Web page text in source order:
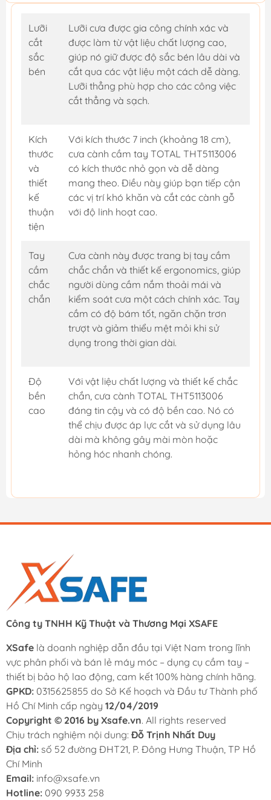
Lưỡi
cắt
sắc
bén
Lưỡi cưa được gia công chính xác và
được làm từ vật liệu chất lượng cao,
giúp nó giữ được độ sắc bén lâu dài và
cắt qua các vật liệu một cách dễ dàng.
Lưỡi thẳng phù hợp cho các công việc
cắt thẳng và sạch.
Kích
thước
và
thiết
kế
thuận
tiện
Với kích thước 7 inch (khoảng 18 cm),
cưa cành cầm tay TOTAL THT5113006
có kích thước nhỏ gọn và dễ dàng
mang theo. Điều này giúp bạn tiếp cận
các vị trí khó khăn và cắt các cành gỗ
với độ linh hoạt cao.
Tay
cầm
chắc
chắn
Cưa cành này được trang bị tay cầm
chắc chắn và thiết kế ergonomics, giúp
người dùng cầm nắm thoải mái và
kiểm soát cưa một cách chính xác. Tay
cầm có độ bám tốt, ngăn chặn trơn
trượt và giảm thiểu mệt mỏi khi sử
dụng trong thời gian dài.
Độ
bền
cao
Với vật liệu chất lượng và thiết kế chắc
chắn, cưa cành TOTAL THT5113006
đáng tin cậy và có độ bền cao. Nó có
thể chịu được áp lực cắt và sử dụng lâu
dài mà không gây mài mòn hoặc
hỏng hóc nhanh chóng.
Công ty TNHH Kỹ Thuật và Thương Mại XSAFE
XSafe là doanh nghiệp dẫn đầu tại Việt Nam trong lĩnh
vực phân phối và bán lẻ máy móc – dụng cụ cầm tay –
thiết bị bảo hộ lao động, cam kết 100% hàng chính hãng.
GPKD: 0315625855 do Sở Kế hoạch và Đầu tư Thành phố
Hồ Chí Minh cấp ngày 12/04/2019
Copyright © 2016 by Xsafe.vn. All rights reserved
Chịu trách nghiệm nội dung: Đỗ Trịnh Nhất Duy
Địa chỉ: số 52 đường ĐHT21, P. Đông Hưng Thuận, TP Hồ
Chí Minh
Email: info@xsafe.vn
Hotline: 090 9933 258